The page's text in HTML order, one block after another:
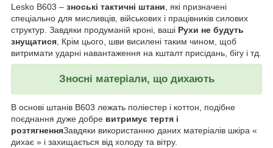
Lesko B603 – зноські тактичні штани, які призначені
спеціально для мисливців, військових і працівників силових
структур. Завдяки продуманій кроні, ваші Рухи не будуть
знущатися, Крім цього, шви висилені таким чином, щоб
витримати ударні навантаження на кшталт присідань, бігу і тд.
Зносні матеріали, що дихають
В основі штанів B603 лежать поліестер і коттон, подібне
поєднання дуже добре витримує тертя і
розтягненняЗавдяки використанню даних матеріалів шкіра «
дихає » і захищається від холоду та вітру.